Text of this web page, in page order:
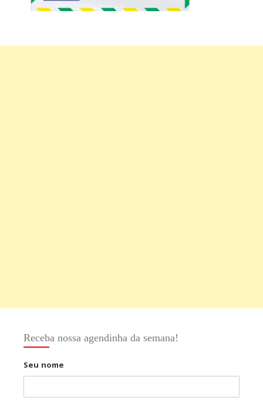
Receba nossa agendinha da semana!
Seu nome